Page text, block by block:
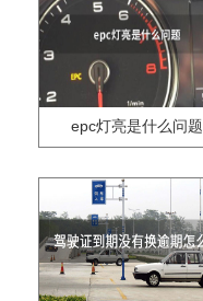
epc灯亮是什么问题